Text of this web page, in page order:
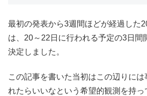
最初の発表から3週間ほどが経過した
は、20～22日に行われる予定の3日間
決定しました。
この記事を書いた当初はこの辺りには
れたらいいなという希望的観測を持